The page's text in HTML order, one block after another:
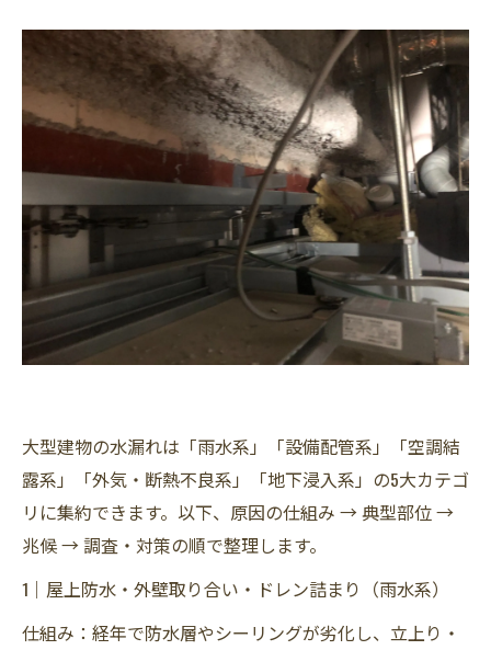
大型建物の水漏れは「雨水系」「設備配管系」「空調結
露系」「外気・断熱不良系」「地下浸入系」の5大カテゴ
リに集約できます。以下、原因の仕組み → 典型部位 →
兆候 → 調査・対策の順で整理します。
1｜屋上防水・外壁取り合い・ドレン詰まり（雨水系）
仕組み：経年で防水層やシーリングが劣化し、立上り・